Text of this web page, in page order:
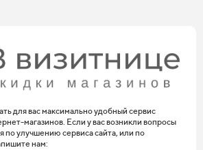
для вас максимально удобный сервис
магазинов. Если у вас возникли вопросы
по улучшению сервиса сайта, или по
нам: